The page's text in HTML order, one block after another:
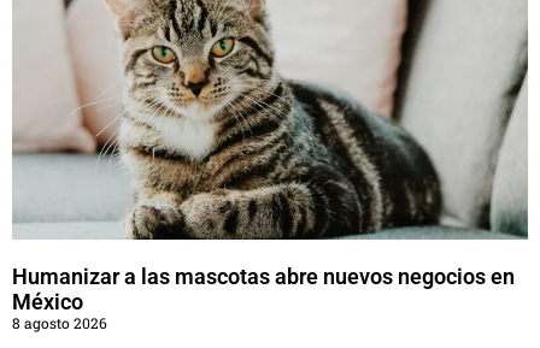
Humanizar a las mascotas abre nuevos negocios en
México
8 agosto 2026